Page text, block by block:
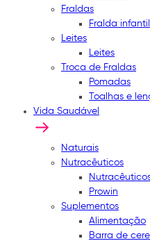
Fraldas
Fralda infantil
Leites
Leites
Troca de Fraldas
Pomadas
Toalhas e
Vida Saudável
Naturais
Nutracêuticos
Prowin
Suplementos
Alimentação
Barra de